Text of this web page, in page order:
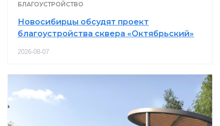
БЛАГОУСТРОЙСТВО
Новосибирцы обсудят проект
благоустройства сквера «Октябрьский»
2026-08-07